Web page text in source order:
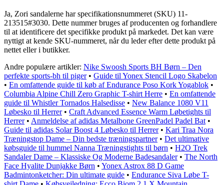
Ja, Zori sandalerne har specifikationsnummeret (SKU) 11-
213515#3030. Dette nummer bruges af producenten og forhandlere
til at identificere det specifikke produkt på markedet. Det kan være
nyttigt at kende SKU-nummeret, når du leder efter dette produkt på
nettet eller i butikker.
Andre populære artikler: Nike Swoosh Sports BH Børn – Den
perfekte sports-bh til piger• Guide til Yonex Stencil Logo Skabelon
• En omfattende guide til køb af Endurance Poso Kork Yogablok •
Columbia Alpine Chill Zero Graphic T-shirt Herre • En omfattende
guide til Whistler Tornados Halsedisse • New Balance 1080 V11
Løbesko til Herrer• Craft Advanced Essence Warm Løbetights til
Herrer• Anmeldelse af adidas Metalbone GreenPadel Padel Bat •
Guide til adidas Solar Boost 4 Løbesko til Herrer• Kari Traa Nora
Træningstop Dame – Din bedste træningspartner• Det ultimative
købsguide til hummel Nanna Træningstights til børn • H2O Trek
Sandaler Dame – Klassiske Og Moderne Badesandaler• The North
Face Hyalite Dunjakke Børn • Yonex Astrox 88 D Game
Badmintonketcher: Din ultimate guide • Endurance Siva Løbe T-